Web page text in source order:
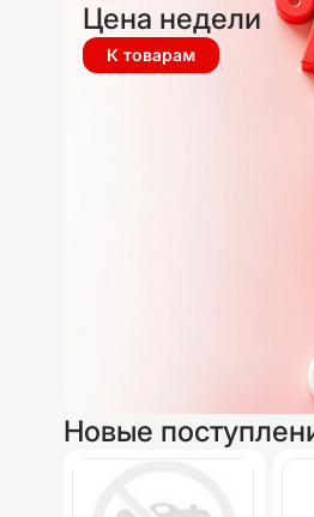
Цена недели
К товарам
Новые